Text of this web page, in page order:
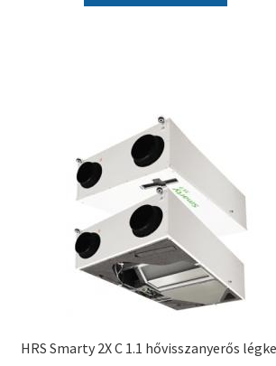
HRS Smarty 2X C 1.1 hővisszanyerős